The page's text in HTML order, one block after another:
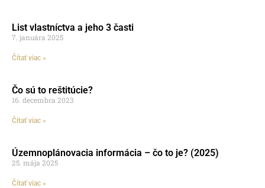
List vlastníctva a jeho 3 časti
7. januára 2025
Čítať viac »
Čo sú to reštitúcie?
16. decembra 2023
Čítať viac »
Územnoplánovacia informácia – čo to je? (2025)
25. mája 2025
Čítať viac »